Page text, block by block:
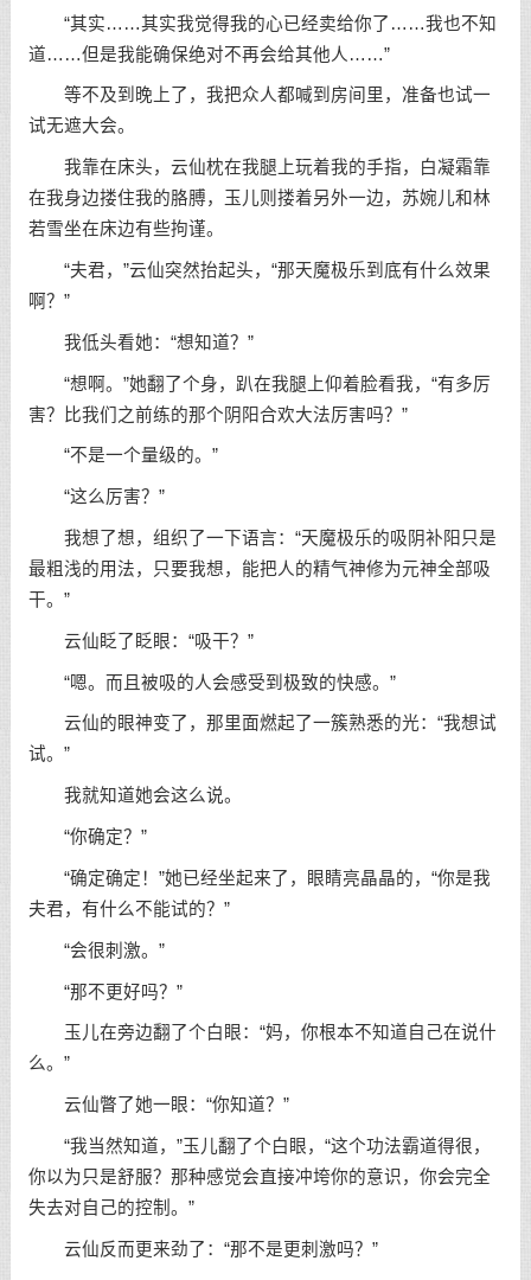
“其实……其实我觉得我的心已经卖给你了……我也不知
道……但是我能确保绝对不再会给其他人……”
等不及到晚上了，我把众人都喊到房间里，准备也试一
试无遮大会。
我靠在床头，云仙枕在我腿上玩着我的手指，白凝霜靠
在我身边搂住我的胳膊，玉儿则搂着另外一边，苏婉儿和林
若雪坐在床边有些拘谨。
“夫君，”云仙突然抬起头，“那天魔极乐到底有什么效果
啊？”
我低头看她：“想知道？”
“想啊。”她翻了个身，趴在我腿上仰着脸看我，“有多厉
害？比我们之前练的那个阴阳合欢大法厉害吗？”
“不是一个量级的。”
“这么厉害？”
我想了想，组织了一下语言：“天魔极乐的吸阴补阳只是
最粗浅的用法，只要我想，能把人的精气神修为元神全部吸
干。”
云仙眨了眨眼：“吸干？”
“嗯。而且被吸的人会感受到极致的快感。”
云仙的眼神变了，那里面燃起了一簇熟悉的光：“我想试
试。”
我就知道她会这么说。
“你确定？”
“确定确定！”她已经坐起来了，眼睛亮晶晶的，“你是我
夫君，有什么不能试的？”
“会很刺激。”
“那不更好吗？”
玉儿在旁边翻了个白眼：“妈，你根本不知道自己在说什
么。”
云仙瞥了她一眼：“你知道？”
“我当然知道，”玉儿翻了个白眼，“这个功法霸道得很，
你以为只是舒服？那种感觉会直接冲垮你的意识，你会完全
失去对自己的控制。”
云仙反而更来劲了：“那不是更刺激吗？”